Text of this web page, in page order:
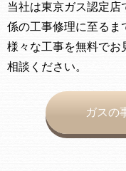
当社は東京ガス認定店
係の工事修理に至るま
様々な工事を無料でお
相談ください。
ガスの